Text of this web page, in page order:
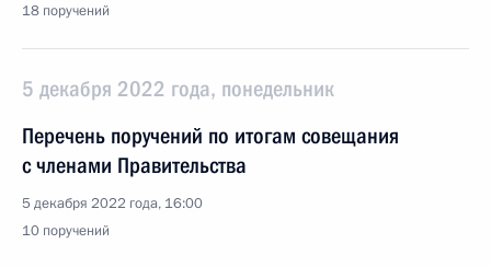
18 поручений
5 декабря 2022 года, понедельник
Перечень поручений по итогам совещания
с членами Правительства
5 декабря 2022 года, 16:00
10 поручений